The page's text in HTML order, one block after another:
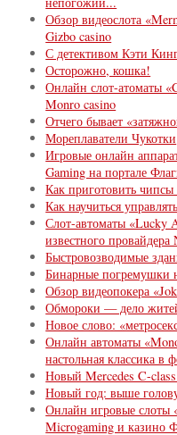
Обзор видеослота
Gizbo casino
С детективом Кэти
Осторожно, кошка!
Онлайн слот-атоматы
Monro casino
Отчего бывает
Мореплаватели Чукотки
Игровые онлайн
Gaming на портале
Как приготовить
Как научиться
Слот-автоматы «Lucky
известного
Быстровозводимые
Бинарные погремушки
Обзор видеопокера
Обмороки — дело
Новое слово:
Онлайн автоматы
настольная классика в
Новый Mercedes C-
Новый год: выше
Онлайн игровые слоты
Microgaming и казино